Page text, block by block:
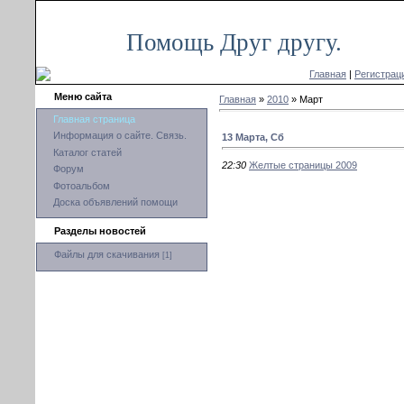
Помощь Друг другу.
Главная |
Меню сайта
Главная страница
Информация о сайте. Связь.
Каталог статей
Форум
Фотоальбом
Доска объявлений помощи
Разделы новостей
Файлы для скачивания [1]
Главная » 2010 » Март
13 Марта, Сб
22:30 Желтые страницы 2009